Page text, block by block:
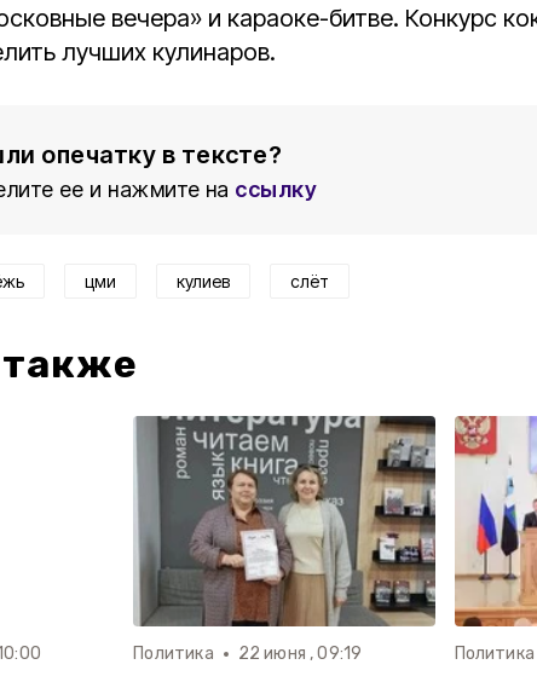
вечера» и караоке-битве. Конкурс
лучших кулинаров.
опечатку в тексте?
ее и нажмите на ссылку
цми кулиев слёт
Политика 22 июня , 09:19 Политика